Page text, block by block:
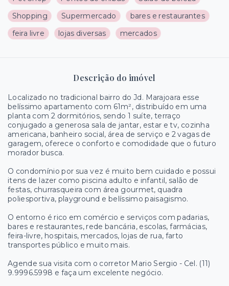
Shopping
Supermercado
bares e restaurantes
feira livre
lojas diversas mercados
Descrição do imóvel
Localizado no tradicional bairro do Jd. Marajoara esse
belíssimo apartamento com 61m², distribuído em uma
planta com 2 dormitórios, sendo 1 suíte, terraço
conjugado a generosa sala de jantar, estar e tv, cozinha
americana, banheiro social, área de serviço e 2 vagas de
garagem, oferece o conforto e comodidade que o futuro
morador busca.
O condomínio por sua vez é muito bem cuidado e possui
itens de lazer como piscina adulto e infantil, salão de
festas, churrasqueira com área gourmet, quadra
poliesportiva, playground e belíssimo paisagismo.
O entorno é rico em comércio e serviços com padarias,
bares e restaurantes, rede bancária, escolas, farmácias,
feira-livre, hospitais, mercados, lojas de rua, farto
transportes público e muito mais.
Agende sua visita com o corretor Mario Sergio - Cel. (11)
9.9996.5998 e faça um excelente negócio.